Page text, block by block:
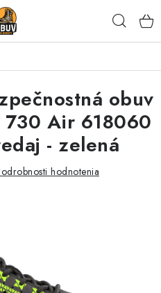
OBUV
obuv
730 Air 618060
- zelená
hodnotenia